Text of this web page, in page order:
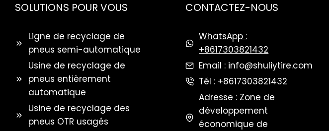
SOLUTIONS POUR VOUS
Ligne de recyclage de
pneus semi-automatique
Usine de recyclage de
pneus entièrement
automatique
Usine de recyclage des
pneus OTR usagés
CONTACTEZ-NOUS
WhatsApp :
+8617303821432
Email : info@shuliytire.com
Tél : +8617303821432
Adresse : Zone de
développement
économique de